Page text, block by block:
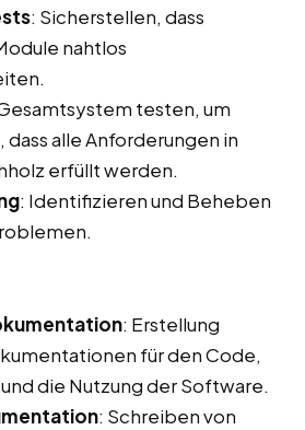
: Sicherstellen, dass
nahtlos
testen, um
alle Anforderungen in
erfüllt werden.
: Identifizieren und Beheben
: Erstellung
für den Code,
die Nutzung der Software.
: Schreiben von